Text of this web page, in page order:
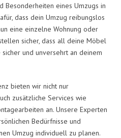
Besonderheiten eines Umzugs in
dass dein Umzug reibungslos
eine einzelne Wohnung oder
sicher, dass all deine Möbel
und unversehrt an deinem
bieten wir nicht nur
zusätzliche Services wie
an. Unsere Experten
Bedürfnisse und
Umzug individuell zu planen.